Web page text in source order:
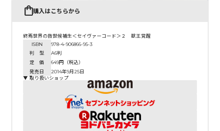
購入はこちらから
終焉世界の救世候補生＜セイヴァーコード＞２ 獣王覚醒
ISBN
978-4-906866-95-3
判 型
A6判
定 価
649円（税込）
発売日
2014年9月25日
▼ 取り扱いショップ